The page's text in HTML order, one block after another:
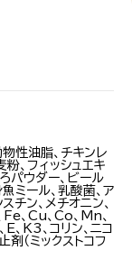
物性油脂、チキンレ
、フィッシュエキ
パウダー、ビール
ミール、乳酸菌、ア
チン、メチオニン、
Fe、Cu、Co、Mn、
、K3、コリン、ニコ
剤（ミックストコフ